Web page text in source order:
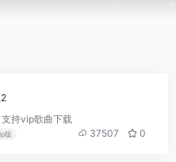
持vip歌曲下载
版 37507 0